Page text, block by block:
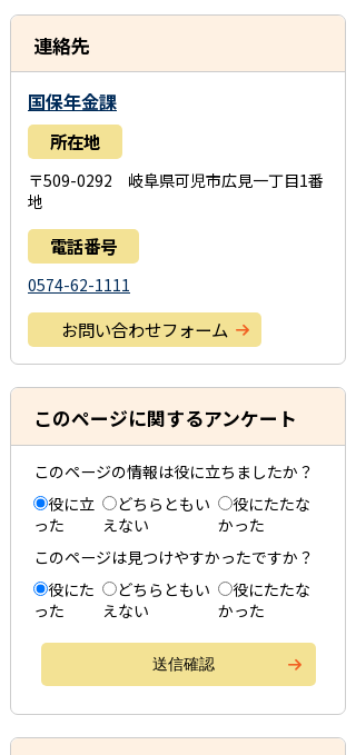
連絡先
国保年金課
所在地
〒509-0292 岐阜県可児市広見一丁目1番
地
電話番号
0574-62-1111
お問い合わせフォーム
このページに関するアンケート
このページの情報は役に立ちましたか？
役に立
った
どちらともい
えない
役にたたな
かった
このページは見つけやすかったですか？
役にた
った
どちらともい
えない
役にたたな
かった